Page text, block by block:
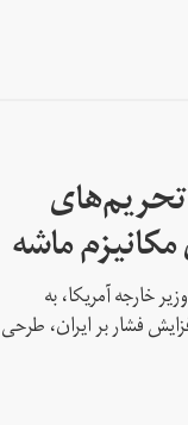
ماشه
خارجه آمریکا، به
فشار بر ایران، طرحی